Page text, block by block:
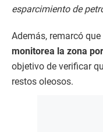
esparcimiento de
Además, remarcó
monitorea la zona
objetivo de verificar
restos oleosos.